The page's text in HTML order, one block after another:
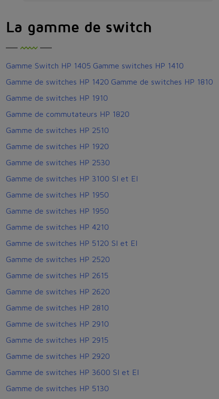
La gamme de switch
Gamme Switch HP 1405 Gamme switches HP 1410
Gamme de switches HP 1420 Gamme de switches HP 1810
Gamme de switches HP 1910
Gamme de commutateurs HP 1820
Gamme de switches HP 2510
Gamme de switches HP 1920
Gamme de switches HP 2530
Gamme de switches HP 3100 SI et EI
Gamme de switches HP 1950
Gamme de switches HP 1950
Gamme de switches HP 4210
Gamme de switches HP 5120 SI et EI
Gamme de switches HP 2520
Gamme de switches HP 2615
Gamme de switches HP 2620
Gamme de switches HP 2810
Gamme de switches HP 2910
Gamme de switches HP 2915
Gamme de switches HP 2920
Gamme de switches HP 3600 SI et EI
Gamme de switches HP 5130